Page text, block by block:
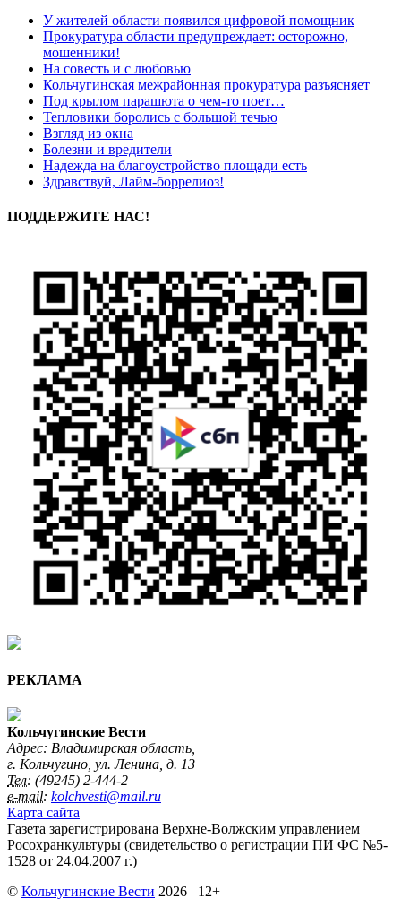
У жителей области появился цифровой помощник
Прокуратура области предупреждает: осторожно,
мошенники!
На совесть и с любовью
Кольчугинская межрайонная прокуратура разъясняет
Под крылом парашюта о чем-то поет…
Тепловики боролись с большой течью
Взгляд из окна
Болезни и вредители
Надежда на благоустройство площади есть
Здравствуй, Лайм-боррелиоз!
ПОДДЕРЖИТЕ НАС!
РЕКЛАМА
Кольчугинские Вести
Адрес: Владимирская область,
г. Кольчугино, ул. Ленина, д. 13
Тел: (49245) 2-444-2
e-mail: kolchvesti@mail.ru
Карта сайта
Газета зарегистрирована Верхне-Волжским управлением
Росохранкультуры (свидетельство о регистрации ПИ ФС №5-
1528 от 24.04.2007 г.)
© Кольчугинские Вести 2026 12+